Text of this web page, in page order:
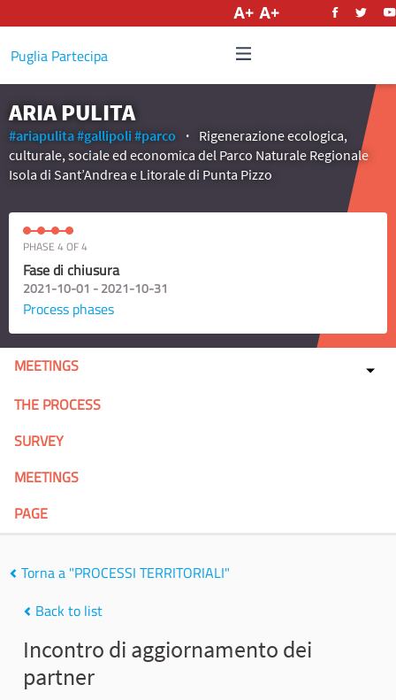
Puglia Partecipa
ARIA PULITA
#ariapulita#gallipoli #parco
Rigenerazione ecologica,
culturale, sociale ed economica del Parco Naturale Regionale
Isola di Sant’Andrea e Litorale di Punta Pizzo
PHASE 4 OF 4
Fase di chiusura
2021-10-01 - 2021-10-31
Process phases
MEETINGS
THE PROCESS
SURVEY
MEETINGS
PAGE
Torna a "PROCESSI TERRITORIALI"
Back to list
Incontro di aggiornamento dei
partner